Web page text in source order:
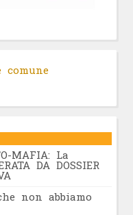
comune
MAFIA: La
DA DOSSIER
non abbiamo